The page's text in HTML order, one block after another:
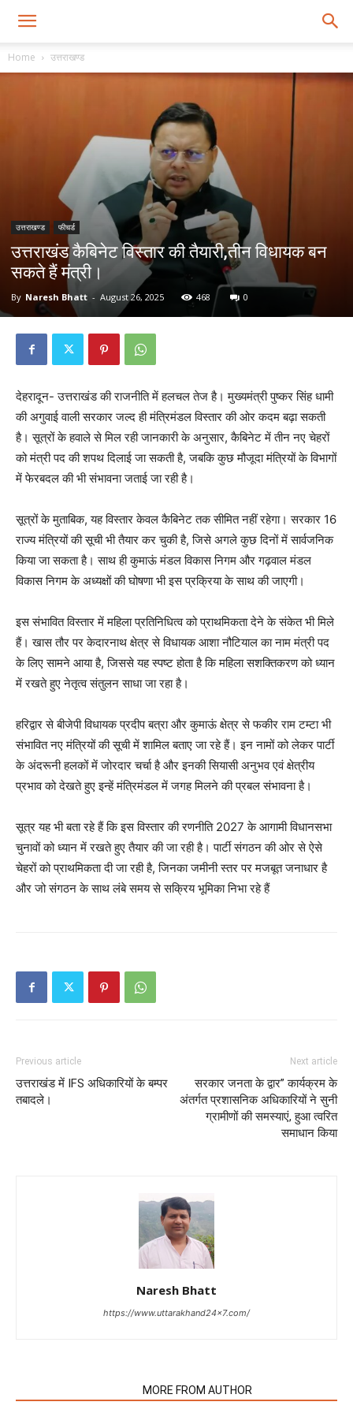
Home उत्तराखण्ड
उत्तराखण्ड फीचर्ड
उत्तराखंड कैबिनेट विस्तार की तैयारी,तीन विधायक बन
सकते हैं मंत्री।
By Naresh Bhatt - August 26, 2025 468 0
देहरादून- उत्तराखंड की राजनीति में हलचल तेज है। मुख्यमंत्री पुष्कर सिंह धामी
की अगुवाई वाली सरकार जल्द ही मंत्रिमंडल विस्तार की ओर कदम बढ़ा सकती
है। सूत्रों के हवाले से मिल रही जानकारी के अनुसार, कैबिनेट में तीन नए चेहरों
को मंत्री पद की शपथ दिलाई जा सकती है, जबकि कुछ मौजूदा मंत्रियों के विभागों
में फेरबदल की भी संभावना जताई जा रही है।
सूत्रों के मुताबिक, यह विस्तार केवल कैबिनेट तक सीमित नहीं रहेगा। सरकार 16
राज्य मंत्रियों की सूची भी तैयार कर चुकी है, जिसे अगले कुछ दिनों में सार्वजनिक
किया जा सकता है। साथ ही कुमाऊं मंडल विकास निगम और गढ़वाल मंडल
विकास निगम के अध्यक्षों की घोषणा भी इस प्रक्रिया के साथ की जाएगी।
इस संभावित विस्तार में महिला प्रतिनिधित्व को प्राथमिकता देने के संकेत भी मिले
हैं। खास तौर पर केदारनाथ क्षेत्र से विधायक आशा नौटियाल का नाम मंत्री पद
के लिए सामने आया है, जिससे यह स्पष्ट होता है कि महिला सशक्तिकरण को ध्यान
में रखते हुए नेतृत्व संतुलन साधा जा रहा है।
हरिद्वार से बीजेपी विधायक प्रदीप बत्रा और कुमाऊं क्षेत्र से फकीर राम टम्टा भी
संभावित नए मंत्रियों की सूची में शामिल बताए जा रहे हैं। इन नामों को लेकर पार्टी
के अंदरूनी हलकों में जोरदार चर्चा है और इनकी सियासी अनुभव एवं क्षेत्रीय
प्रभाव को देखते हुए इन्हें मंत्रिमंडल में जगह मिलने की प्रबल संभावना है।
सूत्र यह भी बता रहे हैं कि इस विस्तार की रणनीति 2027 के आगामी विधानसभा
चुनावों को ध्यान में रखते हुए तैयार की जा रही है। पार्टी संगठन की ओर से ऐसे
चेहरों को प्राथमिकता दी जा रही है, जिनका जमीनी स्तर पर मजबूत जनाधार है
और जो संगठन के साथ लंबे समय से सक्रिय भूमिका निभा रहे हैं
Previous article
उत्तराखंड में IFS अधिकारियों के बम्पर
तबादले।
Next article
सरकार जनता के द्वार” कार्यक्रम के
अंतर्गत प्रशासनिक अधिकारियों ने सुनी
ग्रामीणों की समस्याएं, हुआ त्वरित
समाधान किया
Naresh Bhatt
https://www.uttarakhand24x7.com/
MORE FROM AUTHOR